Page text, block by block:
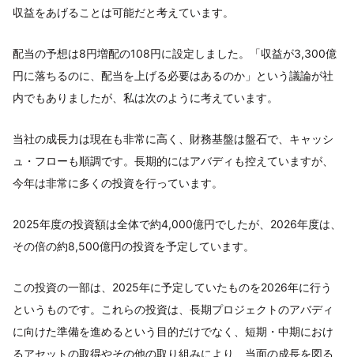
収益をあげることは可能だと考えています。
配当の予想は8円増配の108円に設定しました。「収益が3,300億
円に落ちるのに、配当を上げる必要はあるのか」という議論が社
内でもありましたが、私は次のように考えています。
当社の成長力は現在も非常に高く、財務基盤は盤石で、キャッシ
ュ・フローも順調です。長期的にはアバディも控えていますが、
今年は非常に多くの投資を行っています。
2025年度の投資額は全体で約4,000億円でしたが、2026年度は、
その倍の約8,500億円の投資を予定しています。
この投資の一部は、2025年に予定していたものを2026年に行う
というものです。これらの投資は、長期プロジェクトのアバディ
に向けた準備を進めるという目的だけでなく、短期・中期におけ
るアセットの取得やその他の取り組みにより、当面の成長を図る